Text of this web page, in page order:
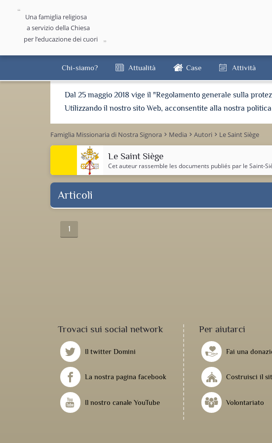
Una famiglia religiosa
a servizio della Chiesa
per l’educazione dei cuori
Chi-siamo? Attualità Case Attività
Dal 25 maggio 2018 vige il "Regolamento generale sulla
Utilizzando il nostro sito Web, acconsentite alla nostra
Famiglia Missionaria di Nostra Signora keyboard_arrow_right Media keyboard_arrow_right Autori keyboard_arrow_right Le Saint Siège
Le Saint Siège
Cet auteur rassemble les documents publiés par le Saint-
Articoli
1
Trovaci sui social network
Il twitter Domini
La nostra pagina facebook
Il nostro canale YouTube
Per aiutarci
Fai una
Costruisci il
Volontariato